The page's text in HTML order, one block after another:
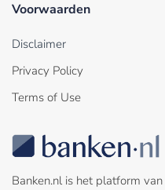
Voorwaarden
Disclaimer
Privacy Policy
Terms of Use
Banken.nl is het platform